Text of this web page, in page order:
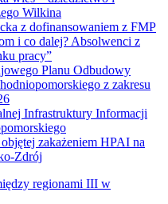
Wilkina
z dofinansowaniem z FMP
i co dalej? Absolwenci z
pracy”
Planu Odbudowy
z zakresu
Infrastruktury Informacji
zakażeniem HPAI na
Zdrój